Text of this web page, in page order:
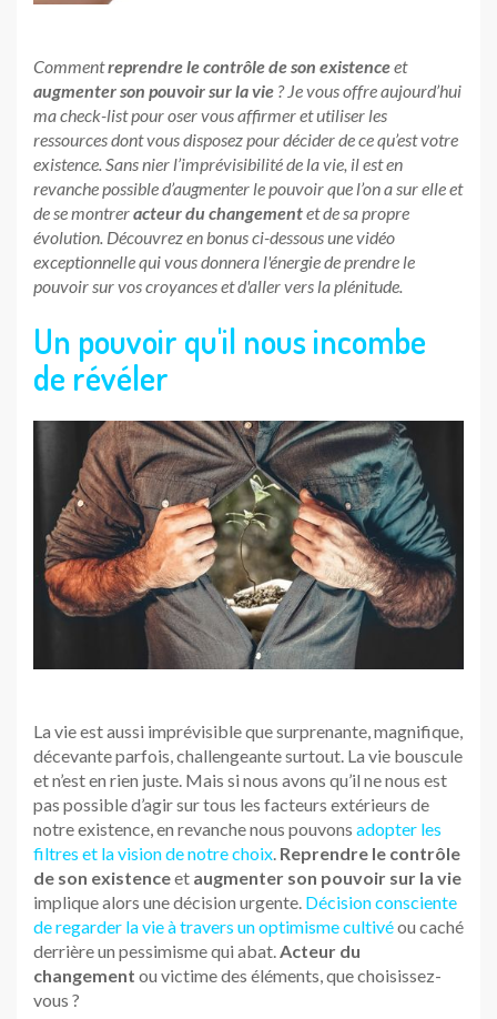
Commentreprendre le contrôle de son existenceet
augmenter son pouvoir sur la vie ? Je vous offre aujourd’hui
ma check-list pour oser vous affirmer et utiliser les
ressources dont vous disposez pour décider de ce qu’est votre
existence. Sans nier l’imprévisibilité de la vie, il est en
revanche possible d’augmenter le pouvoir que l’on a sur elle et
de se montreracteur du changementet de sa propre
évolution. Découvrez en bonus ci-dessous une vidéo
exceptionnelle qui vous donnera l'énergie de prendre le
pouvoir sur vos croyances et d'aller vers la plénitude.
Un pouvoir qu'il nous incombe
de révéler
La vie est aussi imprévisible que surprenante, magnifique,
décevante parfois, challengeante surtout. La vie bouscule
et n’est en rien juste. Mais si nous avons qu’il ne nous est
pas possible d’agir sur tous les facteurs extérieurs de
notre existence, en revanche nous pouvons adopter les
filtres et la vision de notre choix. Reprendre le contrôle
de son existenceet augmenter son pouvoir sur la vie
implique alors une décision urgente. Décision consciente
de regarder la vie à travers un optimisme cultivéou caché
derrière un pessimisme qui abat.Acteur du
changement ou victime des éléments, que choisissez-
vous ?